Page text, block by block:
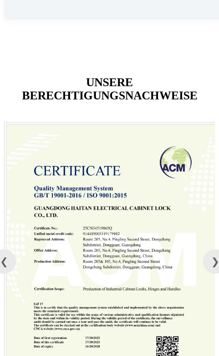
UNSERE
BERECHTIGUNGSNACHWEISE